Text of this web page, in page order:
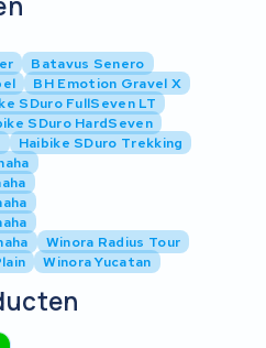
Batavus Senero
BH Emotion Gravel X
SDuro FullSeven LT
SDuro HardSeven
Haibike SDuro Trekking
Winora Radius Tour
Winora Yucatan